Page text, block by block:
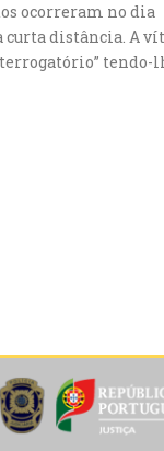
ocorreram no dia
curta distância. A
tendo-